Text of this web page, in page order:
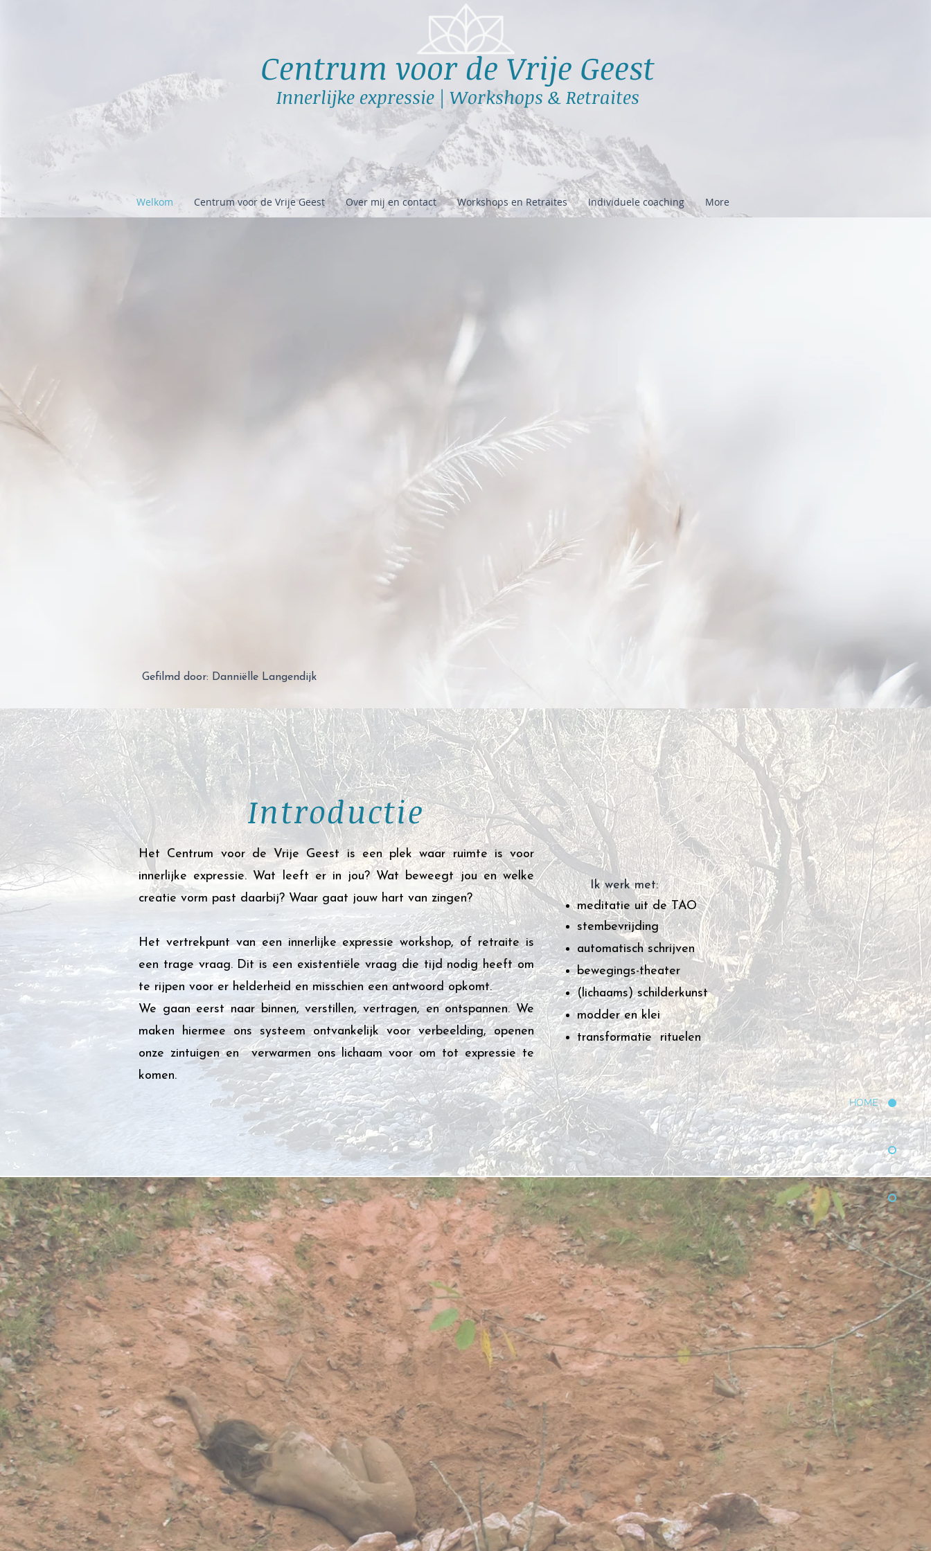
Centrum voor de Vrije Geest
Innerlijke expressie | Workshops & Retraites
Welkom Centrum voor de Vrije Geest Over mij en contact Workshops en Retraites Individuele coaching More
HOME
Gefilmd door: Danniëlle Langendijk
Introductie
Het Centrum voor de Vrije Geest is een plek waar ruimte is voor
innerlijke expressie. Wat leeft er in jou? Wat beweegt jou en welke
creatie vorm past daarbij? Waar gaat jouw hart van zingen?
Het vertrekpunt van een innerlijke expressie workshop, of retraite is
een trage vraag. Dit is een existentiële vraag die tijd nodig heeft om
te rijpen voor er helderheid en misschien een antwoord opkomt.
We gaan eerst naar binnen, verstillen, vertragen, en ontspannen. We
maken hiermee ons systeem ontvankelijk voor verbeelding, openen
onze zintuigen en verwarmen ons lichaam voor om tot expressie te
komen.
Ik werk met:
meditatie uit de TAO
stembevrijding
automatisch schrijven
bewegings-theater
(lichaams) schilderkunst
modder en klei
transformatie rituelen